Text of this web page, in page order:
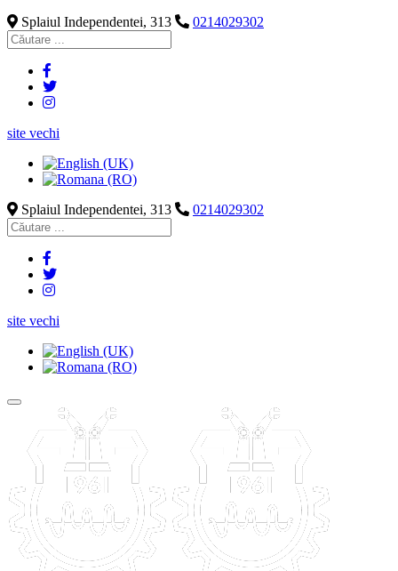
Splaiul Independentei, 313
0214029302
site vechi
Splaiul Independentei, 313 0214029302
site vechi